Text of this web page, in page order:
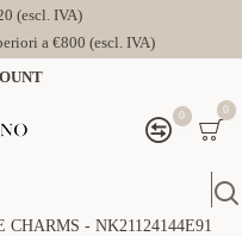
(escl. IVA)
a €800 (escl. IVA)
0 0
- NK21124144E91